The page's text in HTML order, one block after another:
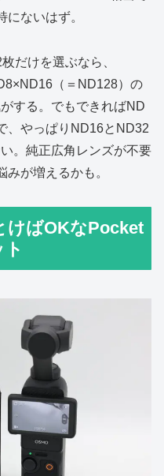
ないはず。
だけを選ぶなら、
（＝ND128）の
する。でもできればND
、やっぱりND16とND32
。純正広角レンズが不要
が増えるかも。
けばOKなPocket